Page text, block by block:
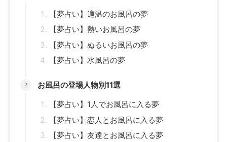
【夢占い】適温のお風呂の夢
【夢占い】熱いお風呂の夢
【夢占い】ぬるいお風呂の夢
【夢占い】水風呂の夢
お風呂の登場人物別11選
【夢占い】1人でお風呂に入る夢
【夢占い】恋人とお風呂に入る夢
【夢占い】友達とお風呂に入る夢